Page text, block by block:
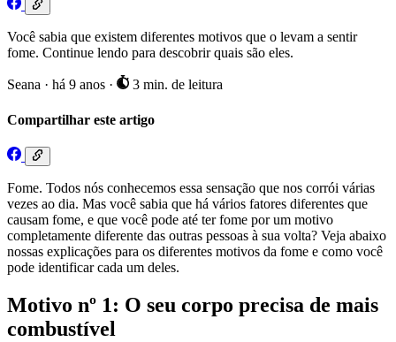
Você sabia que existem diferentes motivos que o levam a sentir
fome. Continue lendo para descobrir quais são eles.
Seana · há 9 anos · 3 min. de leitura
Compartilhar este artigo
Fome. Todos nós conhecemos essa sensação que nos corrói várias
vezes ao dia. Mas você sabia que há vários fatores diferentes que
causam fome, e que você pode até ter fome por um motivo
completamente diferente das outras pessoas à sua volta? Veja abaixo
nossas explicações para os diferentes motivos da fome e como você
pode identificar cada um deles.
Motivo nº 1: O seu corpo precisa de mais
combustível